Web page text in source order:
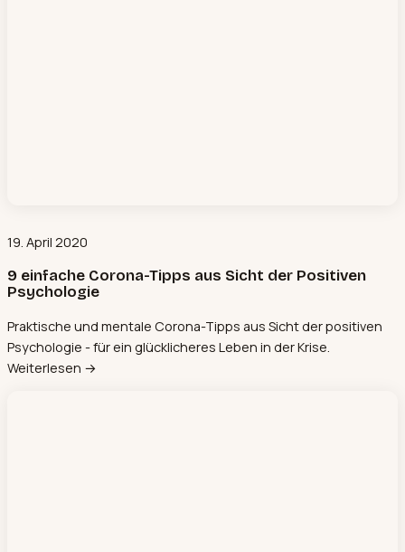
19. April 2020
9 einfache Corona-Tipps aus Sicht der Positiven
Psychologie
Praktische und mentale Corona-Tipps aus Sicht der positiven
Psychologie - für ein glücklicheres Leben in der Krise.
Weiterlesen →